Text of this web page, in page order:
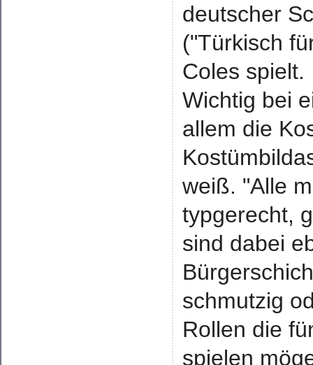
deutscher
("Türkisch
Coles spielt.
Wichtig bei
allem die
weiß. "Alle
typgerecht,
sind dabei
schmutzig
Rollen die
spielen